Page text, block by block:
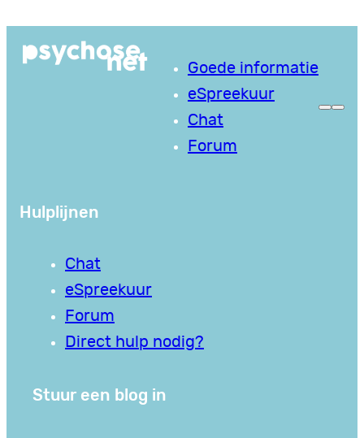
naar
Goede informatie
eSpreekuur
Chat
Forum
Hulplijnen
Chat
eSpreekuur
Forum
Direct hulp nodig?
Stuur een blog in